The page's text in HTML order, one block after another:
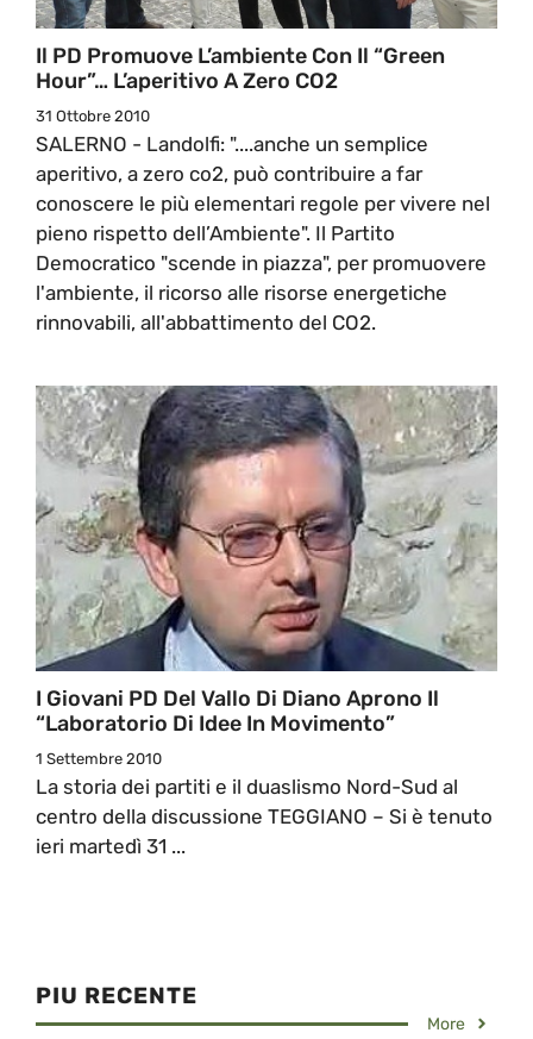
Il PD Promuove L’ambiente Con Il “Green
Hour”… L’aperitivo A Zero CO2
31 Ottobre 2010
SALERNO - Landolfi: "....anche un semplice
aperitivo, a zero co2, può contribuire a far
conoscere le più elementari regole per vivere nel
pieno rispetto dell’Ambiente". Il Partito
Democratico "scende in piazza", per promuovere
l'ambiente, il ricorso alle risorse energetiche
rinnovabili, all'abbattimento del CO2.
I Giovani PD Del Vallo Di Diano Aprono Il
“Laboratorio Di Idee In Movimento”
1 Settembre 2010
La storia dei partiti e il duaslismo Nord-Sud al
centro della discussione TEGGIANO – Si è tenuto
ieri martedì 31 ...
PIU RECENTE
More